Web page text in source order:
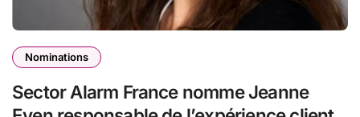
Nominations
Sector Alarm France nomme Jeanne